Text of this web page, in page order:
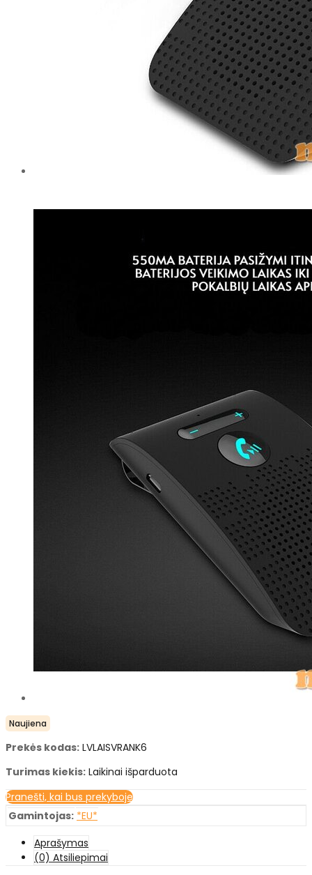
Naujiena
Prekės kodas: LVLAISVRANK6
Turimas kiekis: Laikinai išparduota
Pranešti, kai bus prekyboje
Gamintojas: *EU*
Aprašymas
(0) Atsiliepimai